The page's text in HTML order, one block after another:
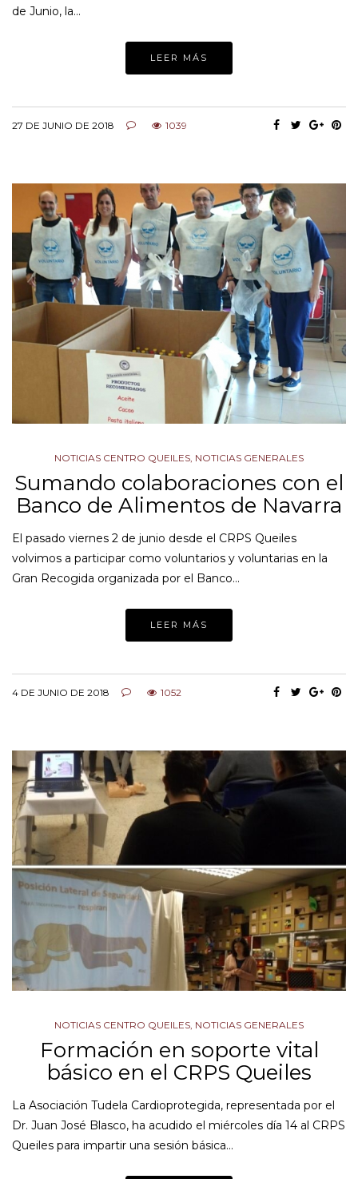
de Junio, la…
LEER MÁS
27 DE JUNIO DE 2018 1039
NOTICIAS CENTRO QUEILES, NOTICIAS GENERALES
Sumando colaboraciones con el
Banco de Alimentos de Navarra
El pasado viernes 2 de junio desde el CRPS Queiles
volvimos a participar como voluntarios y voluntarias en la
Gran Recogida organizada por el Banco…
LEER MÁS
4 DE JUNIO DE 2018 1052
NOTICIAS CENTRO QUEILES, NOTICIAS GENERALES
Formación en soporte vital
básico en el CRPS Queiles
La Asociación Tudela Cardioprotegida, representada por el
Dr. Juan José Blasco, ha acudido el miércoles día 14 al CRPS
Queiles para impartir una sesión básica…